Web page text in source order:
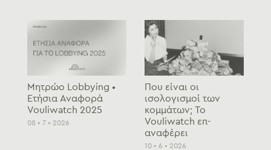
Μητρώο Lobbying •
Ετήσια Αναφορά
Vouliwatch 2025
08 • 7 • 2026
Που είναι οι
ισολογισμοί των
κομμάτων; To
Vouliwatch επ-
αναφέρει
10 • 6 • 2026